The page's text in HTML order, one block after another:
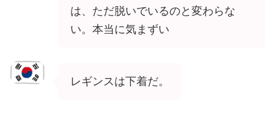
は、ただ脱いでいるのと変わらな
い。本当に気まずい
レギンスは下着だ。